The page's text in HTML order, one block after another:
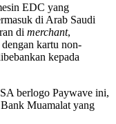
EDC yang
di Arab Saudi
di merchant,
kartu non-
kepada
berlogo Paywave ini,
Muamalat yang